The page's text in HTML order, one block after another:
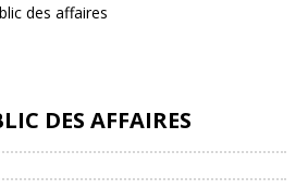
des affaires
DES AFFAIRES